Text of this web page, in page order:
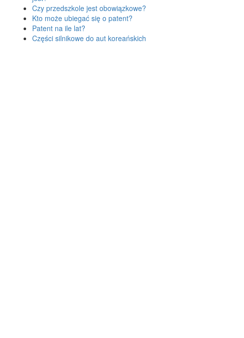
Czy przedszkole jest obowiązkowe?
Kto może ubiegać się o patent?
Patent na ile lat?
Części silnikowe do aut koreańskich